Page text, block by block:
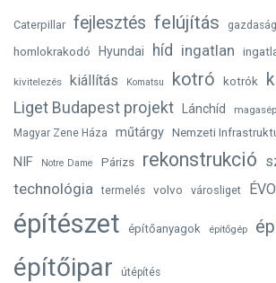
Caterpillar fejlesztés felújítás gazdaság
homlokrakodó Hyundai híd ingatlan
kivitelezés kiállítás Komatsu kotró kotrók
Liget Budapest projekt Lánchíd
Magyar Zene Háza
műtárgy Nemzeti
NIF Notre Dame Párizs rekonstrukció
technológia termelés volvo városliget
építészet építőanyagok építőgép
építőipar útépítés